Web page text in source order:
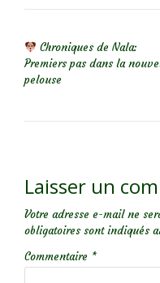
Chroniques de Nala:
Premiers pas dans la
pelouse
Laisser un
Votre adresse e-mail ne
obligatoires sont indiqués
Commentaire *